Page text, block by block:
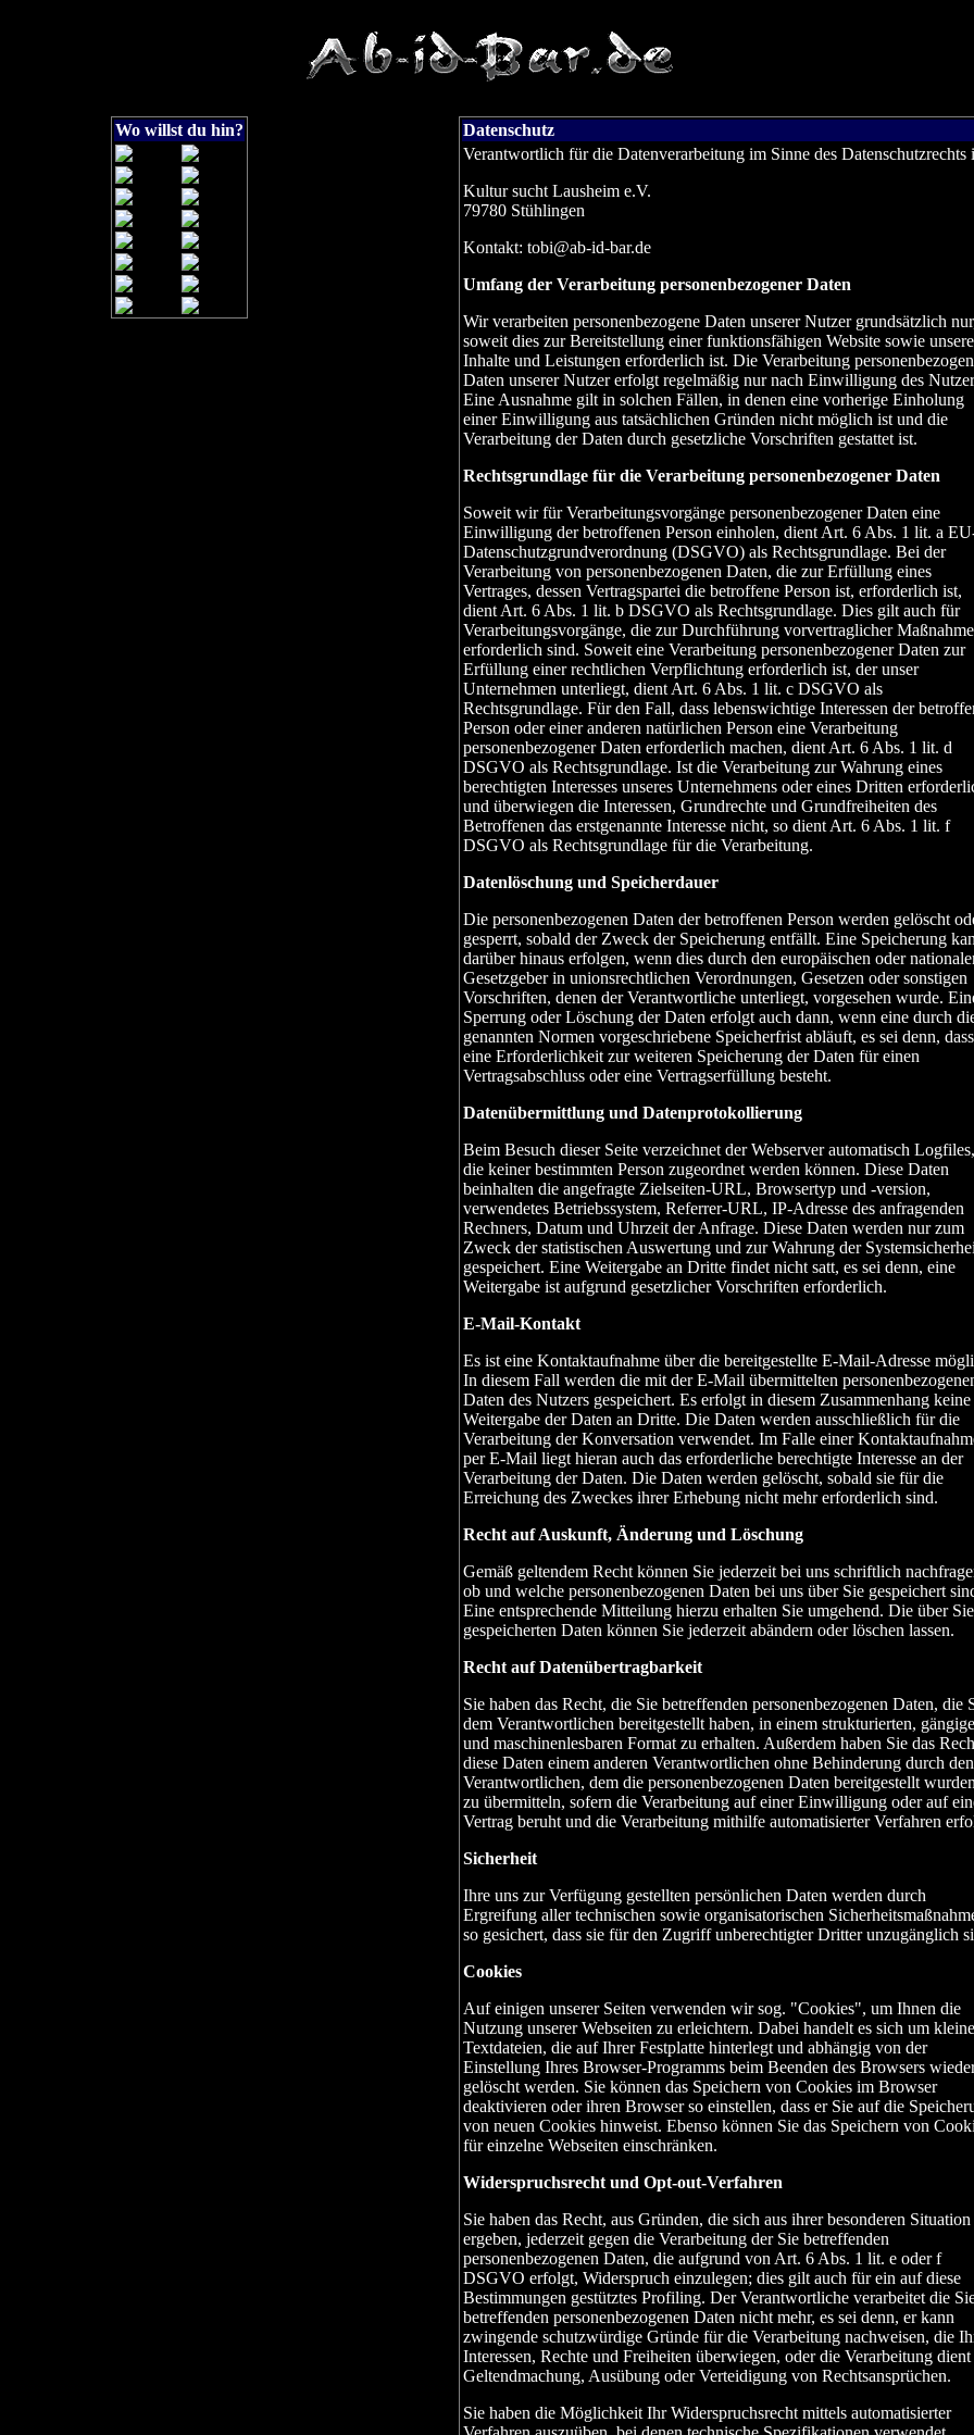
Wo willst du hin?
Datenschutz
Verantwortlich für die Datenverarbeitung im Sinne des Datenschutzrechts
Kultur sucht Lausheim e.V.
79780 Stühlingen
Kontakt: tobi@ab-id-bar.de
Umfang der Verarbeitung personenbezogener Daten
Wir verarbeiten personenbezogene Daten unserer Nutzer grundsätzlich
soweit dies zur Bereitstellung einer funktionsfähigen Website sowie
Inhalte und Leistungen erforderlich ist. Die Verarbeitung
Daten unserer Nutzer erfolgt regelmäßig nur nach Einwilligung des
Eine Ausnahme gilt in solchen Fällen, in denen eine vorherige Einholung
einer Einwilligung aus tatsächlichen Gründen nicht möglich ist und die
Verarbeitung der Daten durch gesetzliche Vorschriften gestattet ist.
Rechtsgrundlage für die Verarbeitung personenbezogener Daten
Soweit wir für Verarbeitungsvorgänge personenbezogener Daten eine
Einwilligung der betroffenen Person einholen, dient Art. 6 Abs. 1 lit. a
Datenschutzgrundverordnung (DSGVO) als Rechtsgrundlage. Bei der
Verarbeitung von personenbezogenen Daten, die zur Erfüllung eines
Vertrages, dessen Vertragspartei die betroffene Person ist, erforderlich ist,
dient Art. 6 Abs. 1 lit. b DSGVO als Rechtsgrundlage. Dies gilt auch für
Verarbeitungsvorgänge, die zur Durchführung vorvertraglicher
erforderlich sind. Soweit eine Verarbeitung personenbezogener Daten zur
Erfüllung einer rechtlichen Verpflichtung erforderlich ist, der unser
Unternehmen unterliegt, dient Art. 6 Abs. 1 lit. c DSGVO als
Rechtsgrundlage. Für den Fall, dass lebenswichtige Interessen der
Person oder einer anderen natürlichen Person eine Verarbeitung
personenbezogener Daten erforderlich machen, dient Art. 6 Abs. 1 lit. d
DSGVO als Rechtsgrundlage. Ist die Verarbeitung zur Wahrung eines
berechtigten Interesses unseres Unternehmens oder eines Dritten
und überwiegen die Interessen, Grundrechte und Grundfreiheiten des
Betroffenen das erstgenannte Interesse nicht, so dient Art. 6 Abs. 1 lit. f
DSGVO als Rechtsgrundlage für die Verarbeitung.
Datenlöschung und Speicherdauer
Die personenbezogenen Daten der betroffenen Person werden gelöscht
gesperrt, sobald der Zweck der Speicherung entfällt. Eine Speicherung
darüber hinaus erfolgen, wenn dies durch den europäischen oder
Gesetzgeber in unionsrechtlichen Verordnungen, Gesetzen oder sonstigen
Vorschriften, denen der Verantwortliche unterliegt, vorgesehen wurde.
Sperrung oder Löschung der Daten erfolgt auch dann, wenn eine durch
genannten Normen vorgeschriebene Speicherfrist abläuft, es sei denn, dass
eine Erforderlichkeit zur weiteren Speicherung der Daten für einen
Vertragsabschluss oder eine Vertragserfüllung besteht.
Datenübermittlung und Datenprotokollierung
Beim Besuch dieser Seite verzeichnet der Webserver automatisch Logfiles,
die keiner bestimmten Person zugeordnet werden können. Diese Daten
beinhalten die angefragte Zielseiten-URL, Browsertyp und -version,
verwendetes Betriebssystem, Referrer-URL, IP-Adresse des anfragenden
Rechners, Datum und Uhrzeit der Anfrage. Diese Daten werden nur zum
Zweck der statistischen Auswertung und zur Wahrung der
gespeichert. Eine Weitergabe an Dritte findet nicht satt, es sei denn, eine
Weitergabe ist aufgrund gesetzlicher Vorschriften erforderlich.
E-Mail-Kontakt
Es ist eine Kontaktaufnahme über die bereitgestellte E-Mail-Adresse
In diesem Fall werden die mit der E-Mail übermittelten
Daten des Nutzers gespeichert. Es erfolgt in diesem Zusammenhang keine
Weitergabe der Daten an Dritte. Die Daten werden ausschließlich für die
Verarbeitung der Konversation verwendet. Im Falle einer
per E-Mail liegt hieran auch das erforderliche berechtigte Interesse an der
Verarbeitung der Daten. Die Daten werden gelöscht, sobald sie für die
Erreichung des Zweckes ihrer Erhebung nicht mehr erforderlich sind.
Recht auf Auskunft, Änderung und Löschung
Gemäß geltendem Recht können Sie jederzeit bei uns schriftlich
ob und welche personenbezogenen Daten bei uns über Sie gespeichert
Eine entsprechende Mitteilung hierzu erhalten Sie umgehend. Die über Sie
gespeicherten Daten können Sie jederzeit abändern oder löschen lassen.
Recht auf Datenübertragbarkeit
Sie haben das Recht, die Sie betreffenden personenbezogenen Daten, die
dem Verantwortlichen bereitgestellt haben, in einem strukturierten,
und maschinenlesbaren Format zu erhalten. Außerdem haben Sie das
diese Daten einem anderen Verantwortlichen ohne Behinderung durch den
Verantwortlichen, dem die personenbezogenen Daten bereitgestellt
zu übermitteln, sofern die Verarbeitung auf einer Einwilligung oder auf
Vertrag beruht und die Verarbeitung mithilfe automatisierter Verfahren
Sicherheit
Ihre uns zur Verfügung gestellten persönlichen Daten werden durch
Ergreifung aller technischen sowie organisatorischen
so gesichert, dass sie für den Zugriff unberechtigter Dritter unzugänglich
Cookies
Auf einigen unserer Seiten verwenden wir sog. "Cookies", um Ihnen die
Nutzung unserer Webseiten zu erleichtern. Dabei handelt es sich um kleine
Textdateien, die auf Ihrer Festplatte hinterlegt und abhängig von der
Einstellung Ihres Browser-Programms beim Beenden des Browsers
gelöscht werden. Sie können das Speichern von Cookies im Browser
deaktivieren oder ihren Browser so einstellen, dass er Sie auf die
von neuen Cookies hinweist. Ebenso können Sie das Speichern von
für einzelne Webseiten einschränken.
Widerspruchsrecht und Opt-out-Verfahren
Sie haben das Recht, aus Gründen, die sich aus ihrer besonderen Situation
ergeben, jederzeit gegen die Verarbeitung der Sie betreffenden
personenbezogenen Daten, die aufgrund von Art. 6 Abs. 1 lit. e oder f
DSGVO erfolgt, Widerspruch einzulegen; dies gilt auch für ein auf diese
Bestimmungen gestütztes Profiling. Der Verantwortliche verarbeitet die
betreffenden personenbezogenen Daten nicht mehr, es sei denn, er kann
zwingende schutzwürdige Gründe für die Verarbeitung nachweisen, die
Interessen, Rechte und Freiheiten überwiegen, oder die Verarbeitung dient
Geltendmachung, Ausübung oder Verteidigung von Rechtsansprüchen.
Sie haben die Möglichkeit Ihr Widerspruchsrecht mittels automatisierter